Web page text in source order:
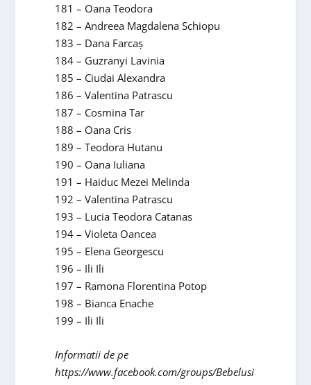
181 – Oana Teodora
182 – Andreea Magdalena Schiopu
183 – Dana Farcaș
184 – Guzranyi Lavinia
185 – Ciudai Alexandra
186 – Valentina Patrascu
187 – Cosmina Tar
188 – Oana Cris
189 – Teodora Hutanu
190 – Oana Iuliana
191 – Haiduc Mezei Melinda
192 – Valentina Patrascu
193 – Lucia Teodora Catanas
194 – Violeta Oancea
195 – Elena Georgescu
196 – Ili Ili
197 – Ramona Florentina Potop
198 – Bianca Enache
199 – Ili Ili
Informatii de pe
https://www.facebook.com/groups/Bebelusi